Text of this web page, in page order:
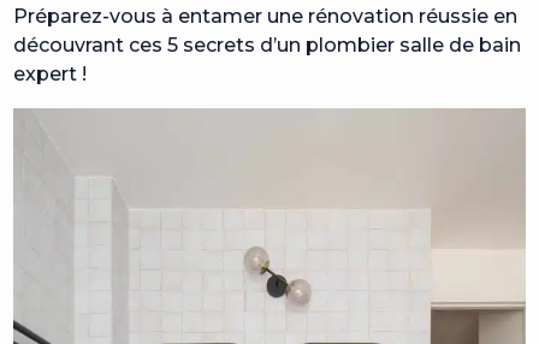
Préparez-vous à entamer une rénovation réussie en
découvrant ces 5 secrets d’un plombier salle de bain
expert !